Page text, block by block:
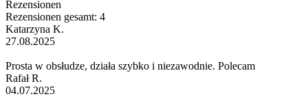
Rezensionen
Rezensionen gesamt: 4
Katarzyna K.
27.08.2025
Prosta w obsłudze, działa szybko i niezawodnie. Polecam
Rafał R.
04.07.2025